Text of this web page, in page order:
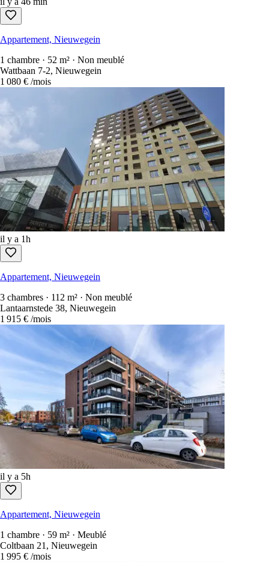
Appartement, Nieuwegein
1 chambre · 52 m² · Non meublé
Wattbaan 7-2, Nieuwegein
1 080 € /mois
il y a 1h
Appartement, Nieuwegein
3 chambres · 112 m² · Non meublé
Lantaarnstede 38, Nieuwegein
1 915 € /mois
il y a 5h
Appartement, Nieuwegein
1 chambre · 59 m² · Meublé
Coltbaan 21, Nieuwegein
1 995 € /mois